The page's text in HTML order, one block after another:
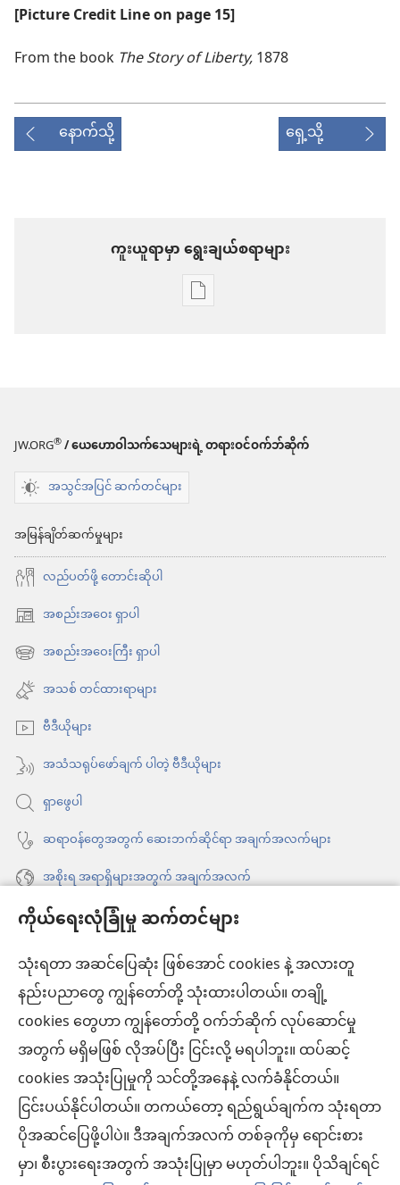
ကိုယ်ရေးလုံခြုံမှု ဆက်တင်များ
သုံးရတာ အဆင်ပြေဆုံး ဖြစ်အောင် cookies နဲ့ အလားတူ
နည်းပညာတွေ ကျွန်တော်တို့ သုံးထားပါတယ်။ တချို့
cookies တွေဟာ ကျွန်တော်တို့ ဝက်ဘ်ဆိုက် လုပ်ဆောင်မှု
အတွက် မရှိမဖြစ် လိုအပ်ပြီး ငြင်းလို့ မရပါဘူး။ ထပ်ဆင့်
cookies အသုံးပြုမှုကို သင်တို့အနေနဲ့ လက်ခံနိုင်တယ်။
ငြင်းပယ်နိုင်ပါတယ်။ တကယ်တော့ ရည်ရွယ်ချက်က သုံးရတာ
ပိုအဆင်ပြေဖို့ပါပဲ။ ဒီအချက်အလက် တစ်ခုကိုမှ ရောင်းစား
မှာ၊ စီးပွားရေးအတွက် အသုံးပြုမှာ မဟုတ်ပါဘူး။ ပိုသိချင်ရင်
[Picture Credit Line on page 15]
From the bookThe Story of Liberty,1878
နောက်သို့ ရှေ့သို့
ကူးယူရာမှာ ရွေးချယ်စရာများ
စာပေ
ရွေးချယ်
လော့!
JW.ORG®/ ယေဟောဝါသက်သေများရဲ့ တရားဝင်ဝက်ဘ်ဆိုက်
အသွင်အပြင် ဆက်တင်များ
အမြန်ချိတ်ဆက်မှုများ
လည်ပတ်ဖို့ တောင်းဆိုပါ
အစည်းအဝေး ရှာပါ
(window
အသစ်
င့်
နေ
ပါ
တယ်)
အစည်းအဝေးကြီး ရှာပါ
(window
အသစ်
င့်
နေ
ပါ
တယ်)
အသစ် တင်ထားရာများ
ဗီဒီယိုများ
အသံသရုပ်ဖော်ချက် ပါတဲ့ ဗီဒီယိုများ
ရှာဖွေပါ
ဆရာဝန်တွေအတွက် ဆေးဘက်ဆိုင်ရာ အချက်အလက်များ
အစိုးရ အရာရှိများအတွက် အချက်အလက်
အကူအညီ
အလှူငွေ
(window
အသစ်
ဖွ
င့်
ပါ
တယ်)
ကင်းမျှော်စင် အွန်လိုင်းစာကြည့်တိုက်™
(window
အသစ်
ဖွ
င့်
နေ
ပါ
တယ်)
JW Hub®
(window
အသစ်
ဖွ
င့်
နေ
JW Library®
ကင်းမျှော်စင် စာကြည့်တိုက်